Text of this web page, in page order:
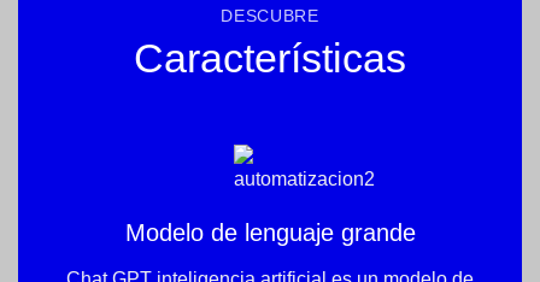
DESCUBRE
Características
Modelo de lenguaje grande